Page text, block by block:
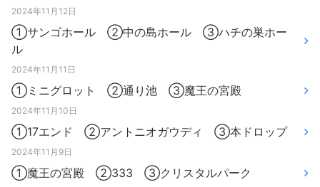
2024年11月12日
①サンゴホール ②中の島ホール ③ハチの巣ホー
ル
2024年11月11日
①ミニグロット ②通り池 ③魔王の宮殿
2024年11月10日
①17エンド ②アントニオガウディ ③本ドロップ
2024年11月9日
①魔王の宮殿 ②333 ③クリスタルパーク